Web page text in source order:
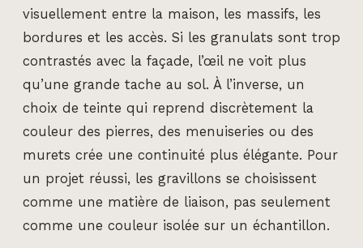
visuellement entre la maison, les massifs, les
bordures et les accès. Si les granulats sont trop
contrastés avec la façade, l’œil ne voit plus
qu’une grande tache au sol. À l’inverse, un
choix de teinte qui reprend discrètement la
couleur des pierres, des menuiseries ou des
murets crée une continuité plus élégante. Pour
un projet réussi, les gravillons se choisissent
comme une matière de liaison, pas seulement
comme une couleur isolée sur un échantillon.